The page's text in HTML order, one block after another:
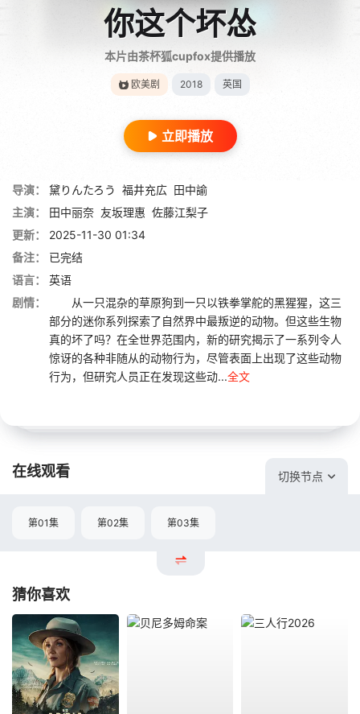
你这个坏怂
本片由茶杯狐cupfox提供播放
欧美剧 2018 英国
立即播放
导演： 黛りんたろう 福井充広 田中諭
主演：
田中丽奈 友坂理惠 佐藤江梨子
更新：
2025-11-30 01:34
备注：
已完结
语言：
英语
剧情：
从一只混杂的草原狗到一只以铁拳掌舵的黑猩猩，这三
部分的迷你系列探索了自然界中最叛逆的动物。但这些生物
真的坏了吗？在全世界范围内，新的研究揭示了一系列令人
惊讶的各种非随从的动物行为，尽管表面上出现了这些动物
行为，但研究人员正在发现这些动...全文
在线观看 切换节点
第01集 第02集 第03集
猜你喜欢